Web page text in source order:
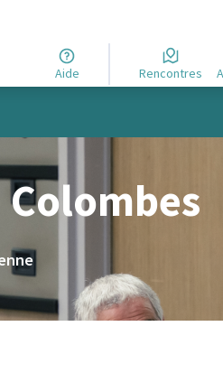
Aide Rencontres
Colombes